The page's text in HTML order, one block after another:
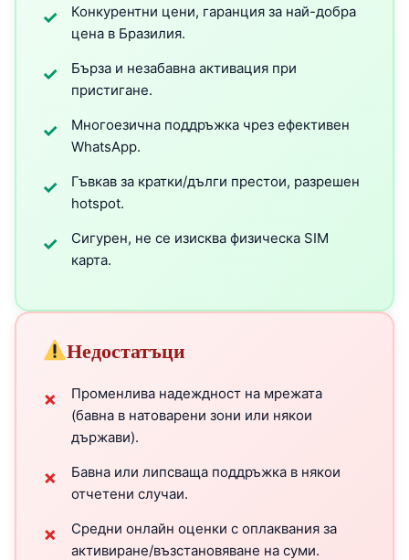
✓
Конкурентни цени, гаранция за най-добра
цена в Бразилия.
✓
Бърза и незабавна активация при
пристигане.
✓
Многоезична поддръжка чрез ефективен
WhatsApp.
✓
Гъвкав за кратки/дълги престои, разрешен
hotspot.
✓
Сигурен, не се изисква физическа SIM
карта.
Недостатъци
✗
Променлива надеждност на мрежата
(бавна в натоварени зони или някои
държави).
✗
Бавна или липсваща поддръжка в някои
отчетени случаи.
✗
Средни онлайн оценки с оплаквания за
активиране/възстановяване на суми.